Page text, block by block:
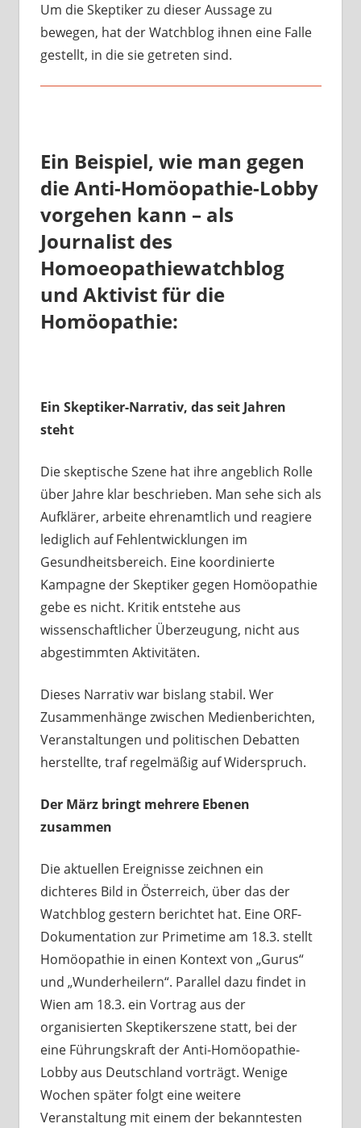
Um die Skeptiker zu dieser Aussage zu
bewegen, hat der Watchblog ihnen eine Falle
gestellt, in die sie getreten sind.
Ein Beispiel, wie man gegen
die Anti-Homöopathie-Lobby
vorgehen kann – als
Journalist des
Homoeopathiewatchblog
und Aktivist für die
Homöopathie:
Ein Skeptiker-Narrativ, das seit Jahren
steht
Die skeptische Szene hat ihre angeblich Rolle
über Jahre klar beschrieben. Man sehe sich als
Aufklärer, arbeite ehrenamtlich und reagiere
lediglich auf Fehlentwicklungen im
Gesundheitsbereich. Eine koordinierte
Kampagne der Skeptiker gegen Homöopathie
gebe es nicht. Kritik entstehe aus
wissenschaftlicher Überzeugung, nicht aus
abgestimmten Aktivitäten.
Dieses Narrativ war bislang stabil. Wer
Zusammenhänge zwischen Medienberichten,
Veranstaltungen und politischen Debatten
herstellte, traf regelmäßig auf Widerspruch.
Der März bringt mehrere Ebenen
zusammen
Die aktuellen Ereignisse zeichnen ein
dichteres Bild in Österreich, über das der
Watchblog gestern berichtet hat. Eine ORF-
Dokumentation zur Primetime am 18.3. stellt
Homöopathie in einen Kontext von „Gurus“
und „Wunderheilern“. Parallel dazu findet in
Wien am 18.3. ein Vortrag aus der
organisierten Skeptikerszene statt, bei der
eine Führungskraft der Anti-Homöopathie-
Lobby aus Deutschland vorträgt. Wenige
Wochen später folgt eine weitere
Veranstaltung mit einem der bekanntesten